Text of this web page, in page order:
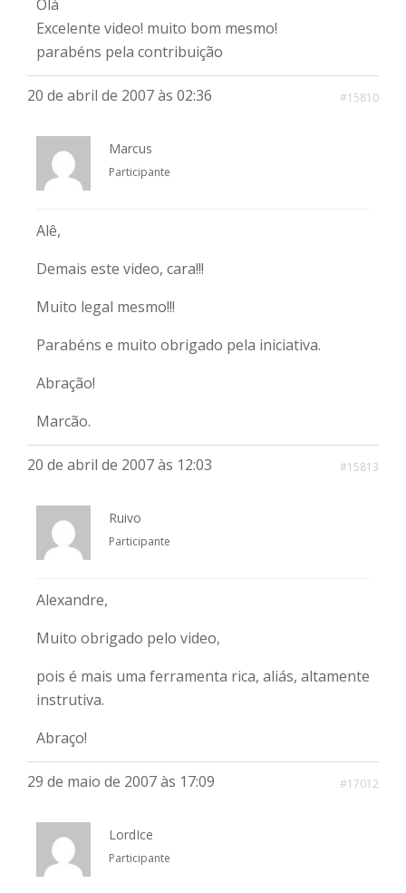
Olá
Excelente video! muito bom mesmo!
parabéns pela contribuição
20 de abril de 2007 às 02:36 #15810
Marcus
Participante
Alê,
Demais este video, cara!!!
Muito legal mesmo!!!
Parabéns e muito obrigado pela iniciativa.
Abração!
Marcão.
20 de abril de 2007 às 12:03 #15813
Ruivo
Participante
Alexandre,
Muito obrigado pelo video,
pois é mais uma ferramenta rica, aliás, altamente
instrutiva.
Abraço!
29 de maio de 2007 às 17:09 #17012
LordIce
Participante